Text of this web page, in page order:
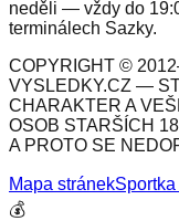
neděli — vždy do
terminálech Sazky.
COPYRIGHT ©
VYSLEDKY.CZ —
CHARAKTER A
OSOB STARŠÍCH
A PROTO SE
Mapa stránek
💰